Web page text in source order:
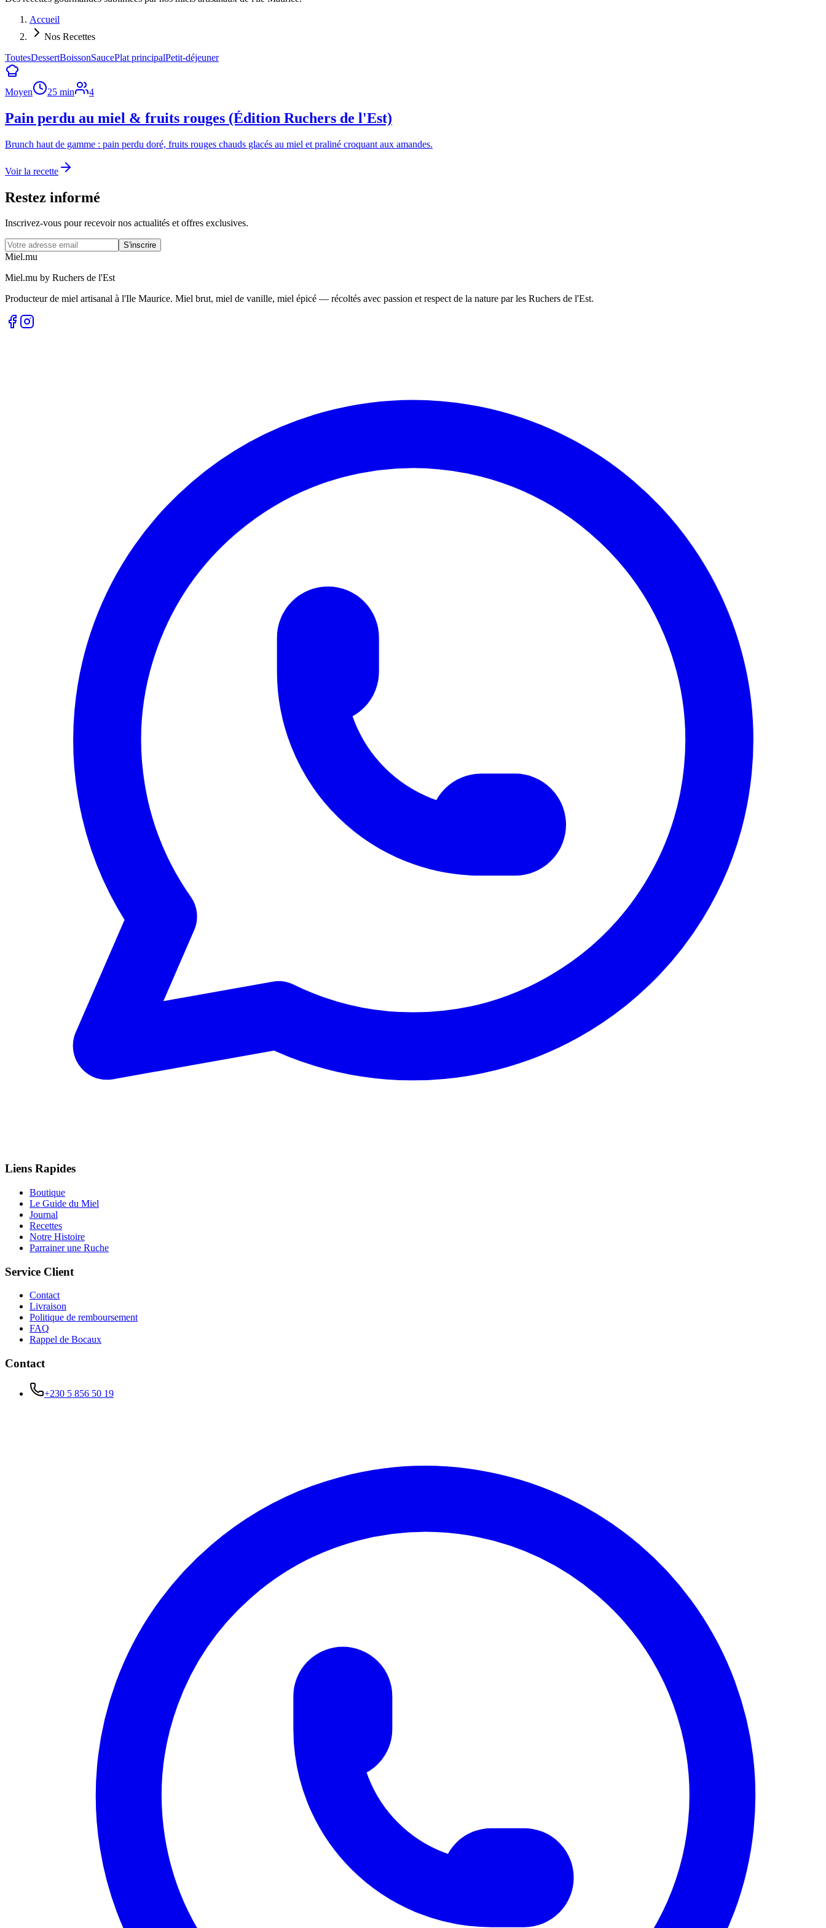
Accueil
Nos Recettes
ToutesDessertBoissonSaucePlat principalPetit-déjeuner
Moyen 25 min 4
Pain perdu au miel & fruits rouges (Édition Ruchers de l'Est)
Brunch haut de gamme : pain perdu doré, fruits rouges chauds glacés au miel et praliné croquant aux amandes.
Voir la recette
Restez informé
Inscrivez-vous pour recevoir nos actualités et offres exclusives.
S'inscrire
Miel.mu
Miel.mu by Ruchers de l'Est
Producteur de miel artisanal à l'Ile Maurice. Miel brut, miel de vanille, miel épicé — récoltés avec passion et respect de la nature par les Ruchers de l'Est.
Liens Rapides
Boutique
Le Guide du Miel
Journal
Recettes
Notre Histoire
Parrainer une Ruche
Service Client
Contact
Livraison
Politique de remboursement
FAQ
Rappel de Bocaux
Contact
+230 5 856 50 19